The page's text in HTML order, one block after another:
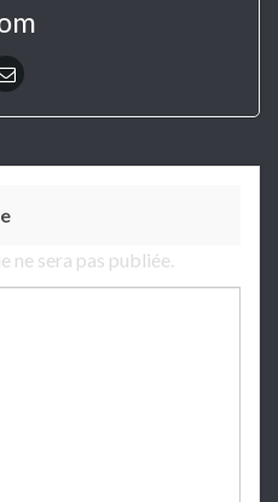
ne sera pas publiée.